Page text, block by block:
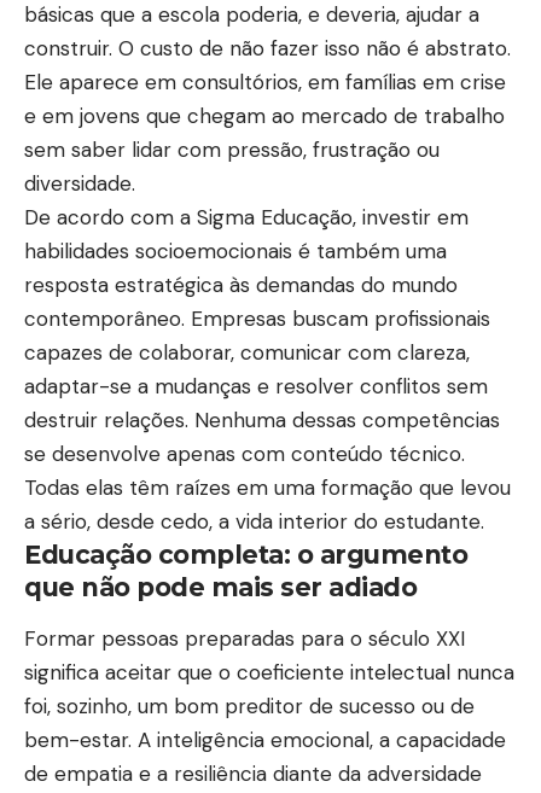
básicas que a escola poderia, e deveria, ajudar a
construir. O custo de não fazer isso não é abstrato.
Ele aparece em consultórios, em famílias em crise
e em jovens que chegam ao mercado de trabalho
sem saber lidar com pressão, frustração ou
diversidade.
De acordo com a Sigma Educação, investir em
habilidades socioemocionais é também uma
resposta estratégica às demandas do mundo
contemporâneo. Empresas buscam profissionais
capazes de colaborar, comunicar com clareza,
adaptar-se a mudanças e resolver conflitos sem
destruir relações. Nenhuma dessas competências
se desenvolve apenas com conteúdo técnico.
Todas elas têm raízes em uma formação que levou
a sério, desde cedo, a vida interior do estudante.
Educação completa: o argumento
que não pode mais ser adiado
Formar pessoas preparadas para o século XXI
significa aceitar que o coeficiente intelectual nunca
foi, sozinho, um bom preditor de sucesso ou de
bem-estar. A inteligência emocional, a capacidade
de empatia e a resiliência diante da adversidade